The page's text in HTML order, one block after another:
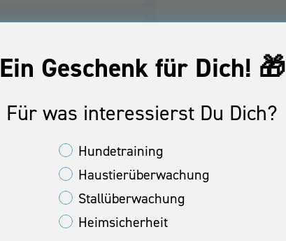
Ein Geschenk für Dich! 🎁
Für was interessierst Du Dich?
Interessen Kunden Property
Hundetraining
Haustierüberwachung
Stallüberwachung
Heimsicherheit